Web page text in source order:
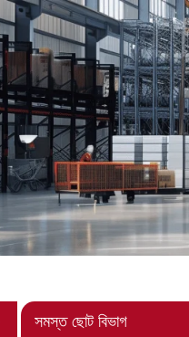
সমস্ত ছোট বিভাগ